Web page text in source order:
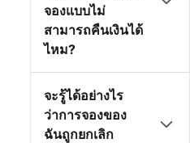
จองแบบไม่
สามารถคืนเงินได้
ไหม?
จะรู้ได้อย่างไร
ว่าการจองของ
ฉันถูกยกเลิก